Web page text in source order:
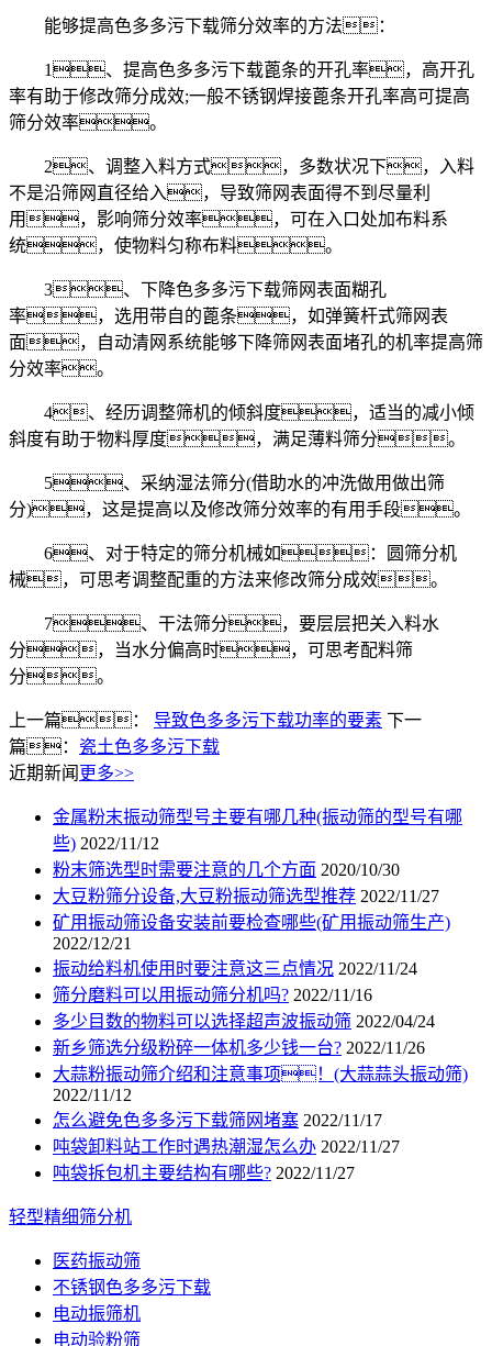
能够提高色多多污下载筛分效率的方法：
1、提高色多多污下载蓖条的开孔率，高开孔
率有助于修改筛分成效;一般不锈钢焊接蓖条开孔率高可提高
筛分效率。
2、调整入料方式，多数状况下，入料
不是沿筛网直径给入，导致筛网表面得不到尽量利
用，影响筛分效率，可在入口处加布料系
统，使物料匀称布料。
3、下降色多多污下载筛网表面糊孔
率，选用带自的蓖条，如弹簧杆式筛网表
面，自动清网系统能够下降筛网表面堵孔的机率提高筛
分效率。
4、经历调整筛机的倾斜度，适当的减小倾
斜度有助于物料厚度，满足薄料筛分。
5、采纳湿法筛分(借助水的冲洗做用做出筛
分)，这是提高以及修改筛分效率的有用手段。
6、对于特定的筛分机械如：圆筛分机
械，可思考调整配重的方法来修改筛分成效。
7、干法筛分，要层层把关入料水
分，当水分偏高时，可思考配料筛
分。
上一篇： 导致色多多污下载功率的要素 下一
篇： 瓷土色多多污下载
近期新闻 更多>>
金属粉末振动筛型号主要有哪几种(振动筛的型号有哪
些) 2022/11/12
粉末筛选型时需要注意的几个方面 2020/10/30
大豆粉筛分设备,大豆粉振动筛选型推荐 2022/11/27
矿用振动筛设备安装前要检查哪些(矿用振动筛生产)
2022/12/21
振动给料机使用时要注意这三点情况 2022/11/24
筛分磨料可以用振动筛分机吗? 2022/11/16
多少目数的物料可以选择超声波振动筛 2022/04/24
新乡筛选分级粉碎一体机多少钱一台? 2022/11/26
大蒜粉振动筛介绍和注意事项！(大蒜蒜头振动筛)
2022/11/12
怎么避免色多多污下载筛网堵塞 2022/11/17
吨袋卸料站工作时遇热潮湿怎么办 2022/11/27
吨袋拆包机主要结构有哪些? 2022/11/27
轻型精细筛分机
医药振动筛
不锈钢色多多污下载
电动振筛机
电动验粉筛